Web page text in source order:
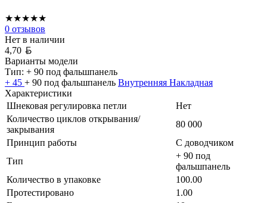
★★★★★
0 отзывов
Нет в наличии
4,70
Варианты модели
Тип: + 90 под фальшпанель
+ 45 + 90 под фальшпанель Внутренняя Накладная
Характеристики
Шнековая регулировка петли
Нет
Количество циклов открывания/
закрывания
80 000
Принцип работы
С доводчиком
Тип
+ 90 под
фальшпанель
Количество в упаковке
100.00
Протестировано
1.00